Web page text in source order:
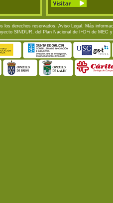
los derechos reservados. Aviso Legal . Más
SINDUR, del Plan Nacional de I+D+i de MEC